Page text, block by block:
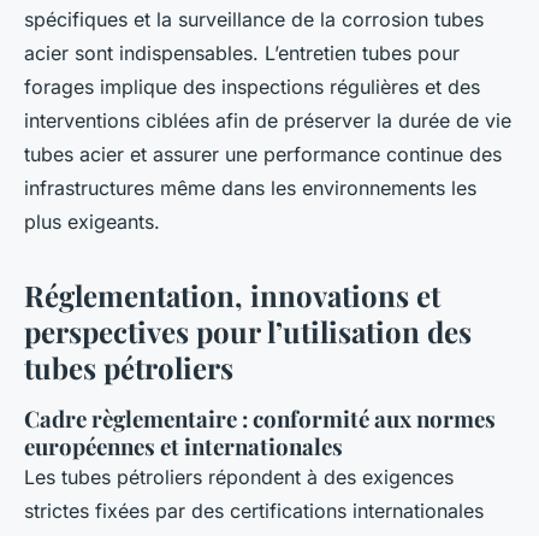
spécifiques et la surveillance de la corrosion tubes
acier sont indispensables. L’entretien tubes pour
forages implique des inspections régulières et des
interventions ciblées afin de préserver la durée de vie
tubes acier et assurer une performance continue des
infrastructures même dans les environnements les
plus exigeants.
Réglementation, innovations et
perspectives pour l’utilisation des
tubes pétroliers
Cadre règlementaire : conformité aux normes
européennes et internationales
Les tubes pétroliers répondent à des exigences
strictes fixées par des certifications internationales